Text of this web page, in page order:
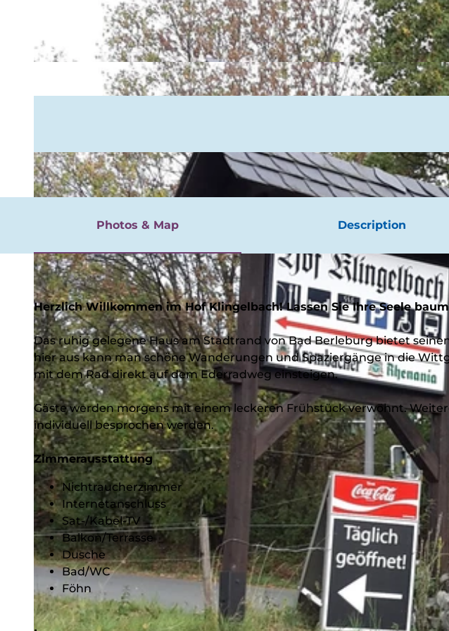
rgnügen
Photos & Map Description
Herzlich Willkommen im Hof Klingelbach! Lassen Sie Ihre Seele
Das ruhig gelegene Haus am Stadtrand von Bad Berleburg bietet
hier aus kann man schöne Wanderungen und Spaziergänge in die
mit dem Rad direkt auf dem Ederradweg einsteigen.
Gäste werden morgens mit einem leckeren Frühstück verwöhnt.
individuell besprochen werden.
Zimmerausstattung
Nichtraucherzimmer
Internetanschluss
Sat-/Kabel-TV
Balkon/Terrasse
Dusche
Bad/WC
Föhn